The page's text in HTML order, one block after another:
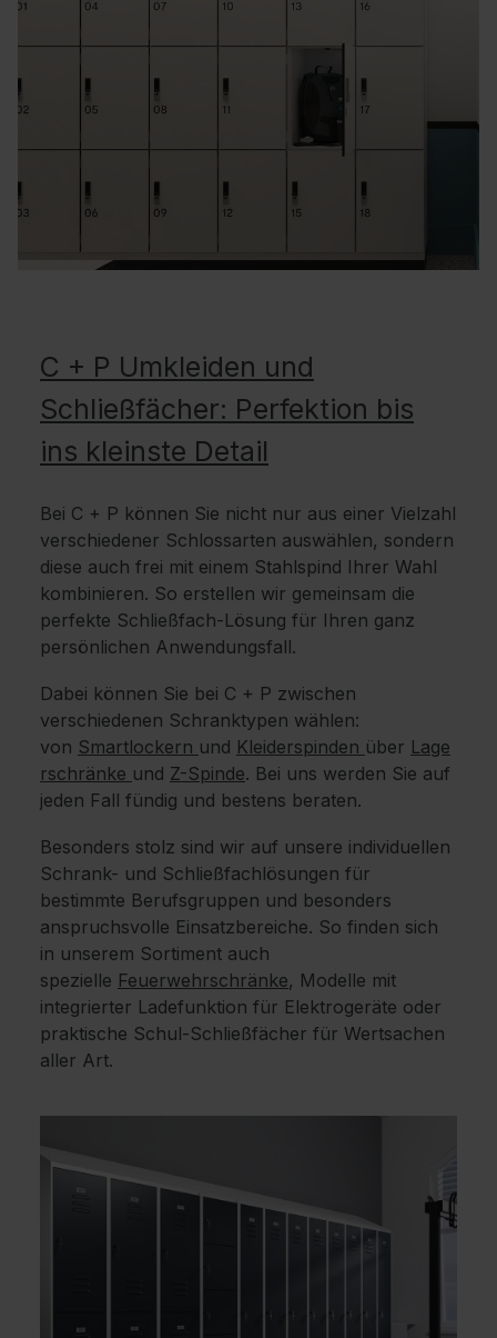
C + P Umkleiden und
Schließfächer: Perfektion bis
ins kleinste Detail
Bei C + P können Sie nicht nur aus einer Vielzahl
verschiedener Schlossarten auswählen, sondern
diese auch frei mit einem Stahlspind Ihrer Wahl
kombinieren. So erstellen wir gemeinsam die
perfekte Schließfach-Lösung für Ihren ganz
persönlichen Anwendungsfall.
Dabei können Sie bei C + P zwischen
verschiedenen Schranktypen wählen:
von Smartlockern und Kleiderspinden über Lage
rschränke und Z-Spinde. Bei uns werden Sie auf
jeden Fall fündig und bestens beraten.
Besonders stolz sind wir auf unsere individuellen
Schrank- und Schließfachlösungen für
bestimmte Berufsgruppen und besonders
anspruchsvolle Einsatzbereiche. So finden sich
in unserem Sortiment auch
spezielle Feuerwehrschränke, Modelle mit
integrierter Ladefunktion für Elektrogeräte oder
praktische Schul-Schließfächer für Wertsachen
aller Art.